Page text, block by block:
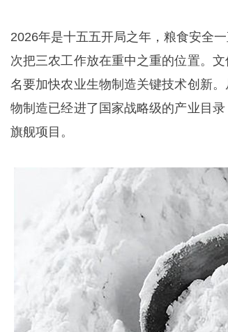
2026年是十五五开局之年，粮食安全
次把三农工作放在重中之重的位置。
名要加快农业生物制造关键技术创新
物制造已经进了国家战略级的产业目
旗舰项目。